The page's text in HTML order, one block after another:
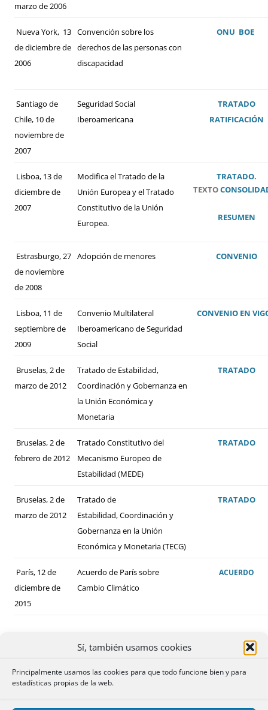
Sí, también usamos cookies
Principalmente usamos las cookies para que todo funcione bien y para
estadísticas propias de la web.
marzo de 2006
Nueva York, 13
de diciembre de
2006
Convención sobre los
derechos de las personas con
discapacidad
ONU BOE
Santiago de
Chile, 10 de
noviembre de
2007
Seguridad Social
Iberoamericana
TRATADO
RATIFICACIÓN
Lisboa, 13 de
diciembre de
2007
Modifica el Tratado de la
Unión Europea y el Tratado
Constitutivo de la Unión
Europea.
TRATADO.
TEXTO
RESUMEN
Estrasburgo, 27
de noviembre
de 2008
Adopción de menores CONVENIO
Lisboa, 11 de
septiembre de
2009
Convenio Multilateral
Iberoamericano de Seguridad
Social
CONVENIO EN
Bruselas, 2 de
marzo de 2012
Tratado de Estabilidad,
Coordinación y Gobernanza en
la Unión Económica y
Monetaria
TRATADO
Bruselas, 2 de
febrero de 2012
Tratado Constitutivo del
Mecanismo Europeo de
Estabilidad (MEDE)
TRATADO
Bruselas, 2 de
marzo de 2012
Tratado de
Estabilidad, Coordinación y
Gobernanza en la Unión
Económica y Monetaria (TECG)
TRATADO
París, 12 de
diciembre de
2015
Acuerdo de París sobre
Cambio Climático
ACUERDO
ALGUNOS DE LOS CONVENIOS BILATERALES
FIRMADOS POR ESPAÑA